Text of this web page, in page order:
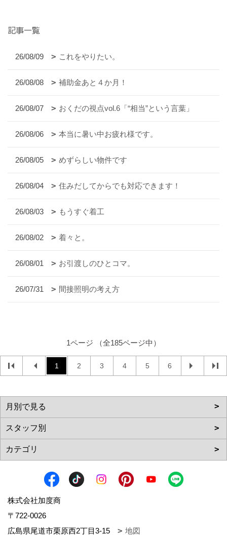
記事一覧
26/08/09 これをやりたい。
26/08/08 補助金あと４か月！
26/08/07 おくだの視点vol.6「“相当”という言葉」
26/08/06 本当に暑い中お疲れ様です。
26/08/05 めずらしい物件です
26/08/04 住みだしてからでも対応できます！
26/08/03 もうすぐ着工
26/08/02 着々と。
26/08/01 お引渡しのひとコマ。
26/07/31 間接照明の考え方
1ページ （全185ページ中）
1 2 3 4 5 6
株式会社加度商
〒722-0026
広島県尾道市栗原西2丁目3-15
地図